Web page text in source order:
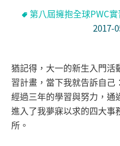
第八屆擁抱全球PWC
2017-
猶記得，大一的新生入門活
習計畫，當下我就告訴自己
經過三年的學習與努力，通
進入了我夢寐以求的四大
所。